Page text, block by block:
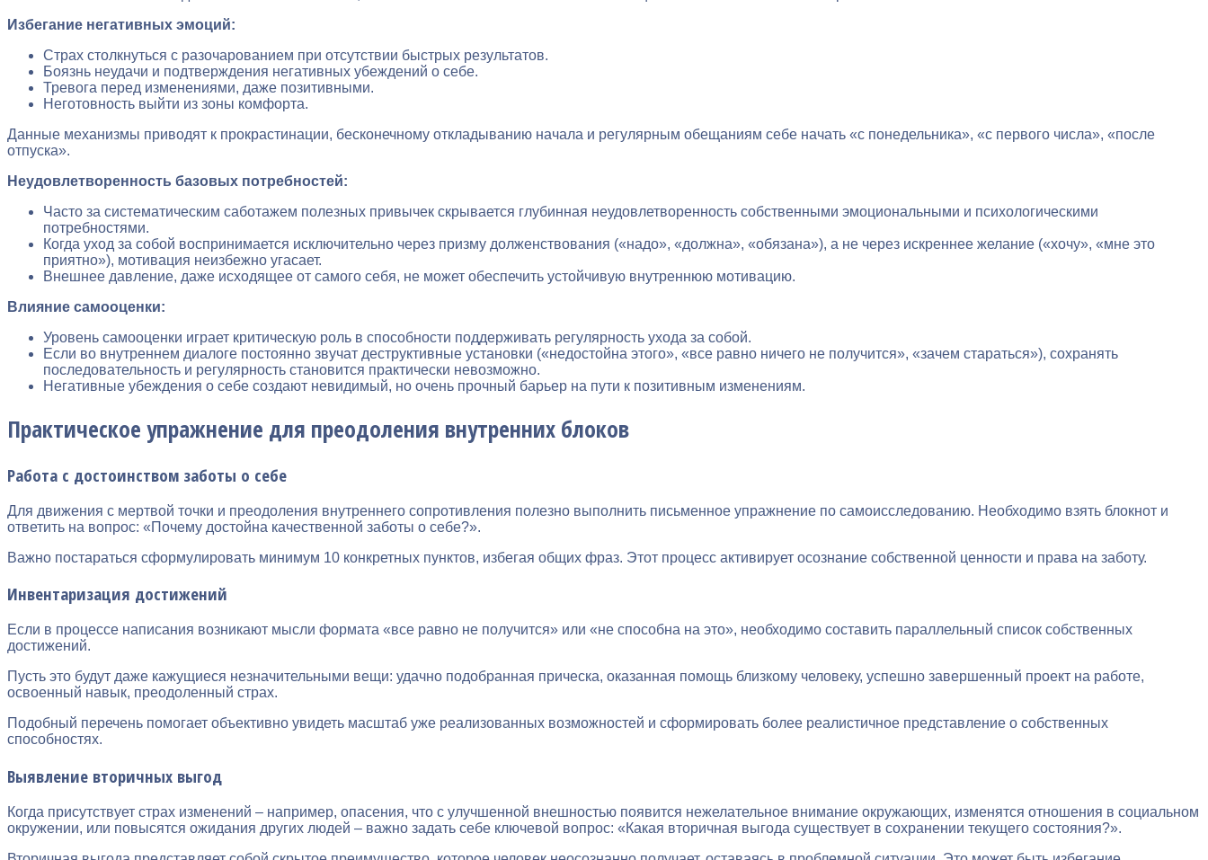
Избегание негативных эмоций:
Страх столкнуться с разочарованием при отсутствии быстрых результатов.
Боязнь неудачи и подтверждения негативных убеждений о себе.
Тревога перед изменениями, даже позитивными.
Неготовность выйти из зоны комфорта.
Данные механизмы приводят к прокрастинации, бесконечному откладыванию начала и регулярным обещаниям себе начать «с понедельника», «с первого числа», «после
отпуска».
Неудовлетворенность базовых потребностей:
Часто за систематическим саботажем полезных привычек скрывается глубинная неудовлетворенность собственными эмоциональными и психологическими
потребностями.
Когда уход за собой воспринимается исключительно через призму долженствования («надо», «должна», «обязана»), а не через искреннее желание («хочу», «мне это
приятно»), мотивация неизбежно угасает.
Внешнее давление, даже исходящее от самого себя, не может обеспечить устойчивую внутреннюю мотивацию.
Влияние самооценки:
Уровень самооценки играет критическую роль в способности поддерживать регулярность ухода за собой.
Если во внутреннем диалоге постоянно звучат деструктивные установки («недостойна этого», «все равно ничего не получится», «зачем стараться»), сохранять
последовательность и регулярность становится практически невозможно.
Негативные убеждения о себе создают невидимый, но очень прочный барьер на пути к позитивным изменениям.
Практическое упражнение для преодоления внутренних блоков
Работа с достоинством заботы о себе
Для движения с мертвой точки и преодоления внутреннего сопротивления полезно выполнить письменное упражнение по самоисследованию. Необходимо взять блокнот и
ответить на вопрос: «Почему достойна качественной заботы о себе?».
Важно постараться сформулировать минимум 10 конкретных пунктов, избегая общих фраз. Этот процесс активирует осознание собственной ценности и права на заботу.
Инвентаризация достижений
Если в процессе написания возникают мысли формата «все равно не получится» или «не способна на это», необходимо составить параллельный список собственных
достижений.
Пусть это будут даже кажущиеся незначительными вещи: удачно подобранная прическа, оказанная помощь близкому человеку, успешно завершенный проект на работе,
освоенный навык, преодоленный страх.
Подобный перечень помогает объективно увидеть масштаб уже реализованных возможностей и сформировать более реалистичное представление о собственных
способностях.
Выявление вторичных выгод
Когда присутствует страх изменений – например, опасения, что с улучшенной внешностью появится нежелательное внимание окружающих, изменятся отношения в социальном
окружении, или повысятся ожидания других людей – важно задать себе ключевой вопрос: «Какая вторичная выгода существует в сохранении текущего состояния?».